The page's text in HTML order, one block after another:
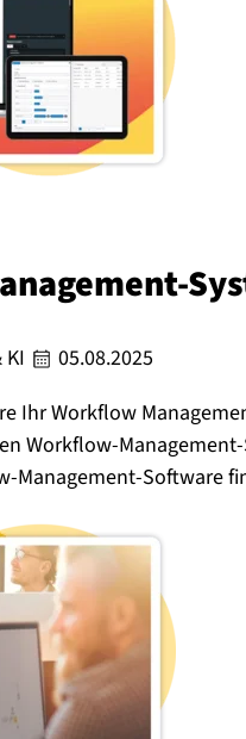
05.08.2025
Ihr Workflow
Workflow-
Management-Software